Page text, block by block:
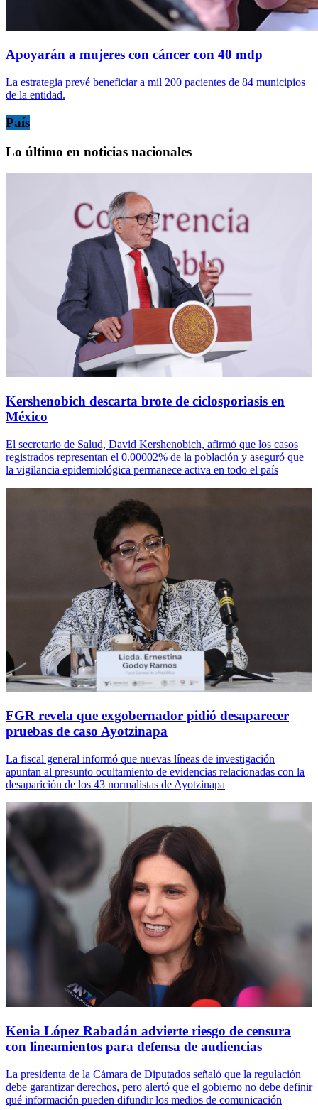
Apoyarán a mujeres con cáncer con 40 mdp
La estrategia prevé beneficiar a mil 200 pacientes de 84 municipios
de la entidad.
País
Lo último en noticias nacionales
Kershenobich descarta brote de ciclosporiasis en
México
El secretario de Salud, David Kershenobich, afirmó que los casos
registrados representan el 0.00002% de la población y aseguró que
la vigilancia epidemiológica permanece activa en todo el país
FGR revela que exgobernador pidió desaparecer
pruebas de caso Ayotzinapa
La fiscal general informó que nuevas líneas de investigación
apuntan al presunto ocultamiento de evidencias relacionadas con la
desaparición de los 43 normalistas de Ayotzinapa
Kenia López Rabadán advierte riesgo de censura
con lineamientos para defensa de audiencias
La presidenta de la Cámara de Diputados señaló que la regulación
debe garantizar derechos, pero alertó que el gobierno no debe definir
qué información pueden difundir los medios de comunicación